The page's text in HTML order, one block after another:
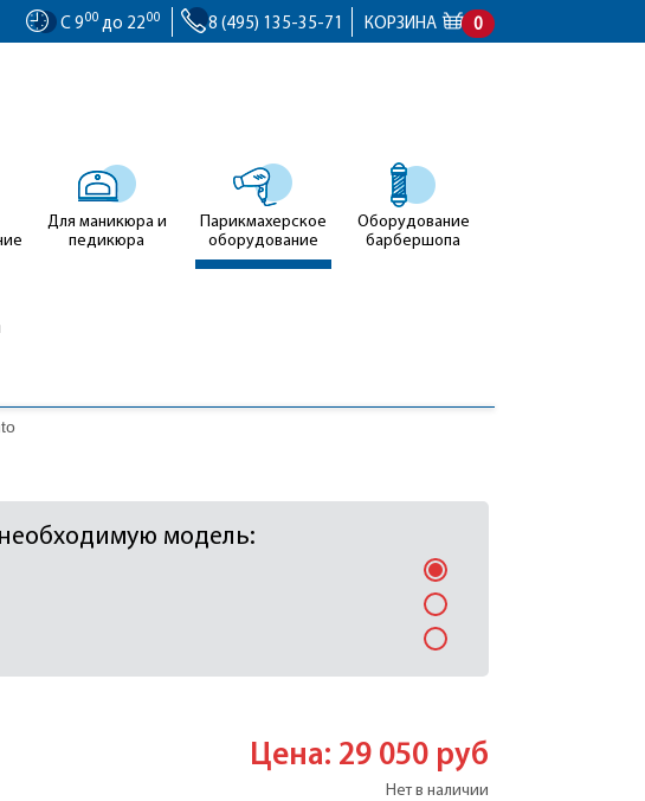
С 900 до 2200 8 (495) 135-35-71 КОРЗИНА 0
Для маникюра и
педикюра
Парикмахерское
оборудование
Оборудование
барбершопа
модель:
Цена: 29 050 руб
Нет в наличии